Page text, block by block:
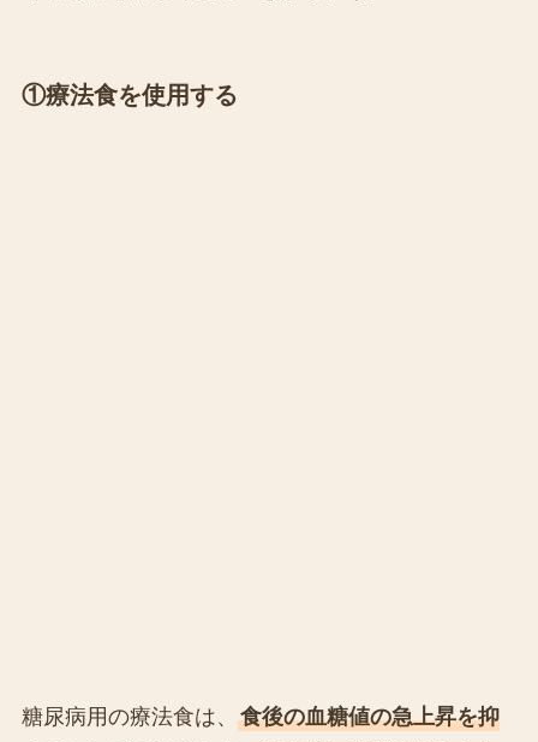
①療法食を使用する
糖尿病用の療法食は、 食後の血糖値の急上昇を抑